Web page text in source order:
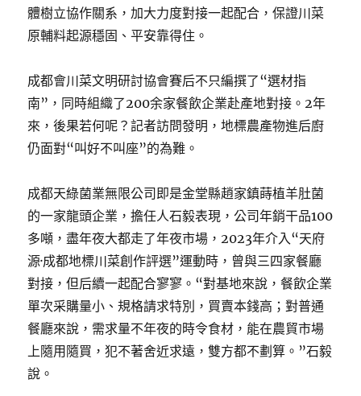
體樹立協作關系，加大力度對接一起配合，保證川菜
原輔料起源穩固、平安靠得住。
成都會川菜文明研討協會賽后不只編撰了“選材指
南”，同時組織了200余家餐飲企業赴產地對接。2年
來，後果若何呢？記者訪問發明，地標農產物進后廚
仍面對“叫好不叫座”的為難。
成都天綠菌業無限公司即是金堂縣趙家鎮蒔植羊肚菌
的一家龍頭企業，擔任人石毅表現，公司年銷干品100
多噸，盡年夜大都走了年夜市場，2023年介入“天府
源·成都地標川菜創作評選”運動時，曾與三四家餐廳
對接，但后續一起配合寥寥。“對基地來說，餐飲企業
單次采購量小、規格請求特別，買賣本錢高；對普通
餐廳來說，需求量不年夜的時令食材，能在農貿市場
上隨用隨買，犯不著舍近求遠，雙方都不劃算。”石毅
說。